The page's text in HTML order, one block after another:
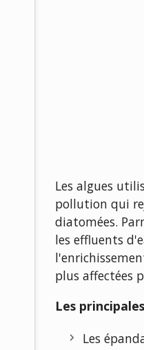
Les algues
pollution qui
diatomées.
les effluents
plus affectées
Les
Les